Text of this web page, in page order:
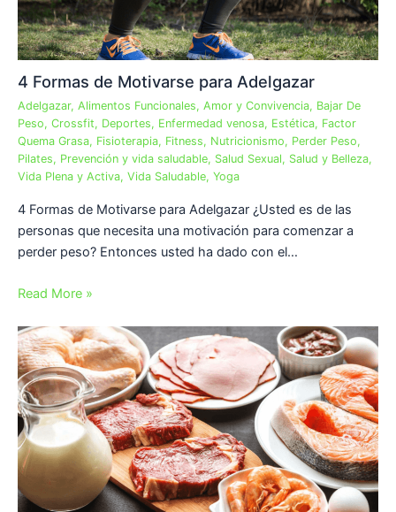
4 Formas de Motivarse para Adelgazar
Adelgazar, Alimentos Funcionales, Amor y Convivencia, Bajar De
Peso, Crossfit, Deportes, Enfermedad venosa, Estética, Factor
Quema Grasa, Fisioterapia, Fitness, Nutricionismo, Perder Peso,
Pilates, Prevención y vida saludable, Salud Sexual, Salud y Belleza,
Vida Plena y Activa, Vida Saludable, Yoga
4 Formas de Motivarse para Adelgazar ¿Usted es de las
personas que necesita una motivación para comenzar a
perder peso? Entonces usted ha dado con el…
Read More »